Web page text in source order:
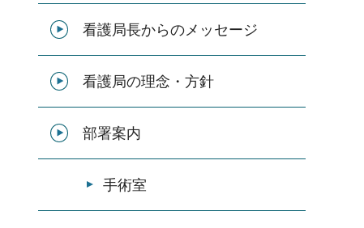
看護局長からのメッセージ
看護局の理念・方針
部署案内
手術室